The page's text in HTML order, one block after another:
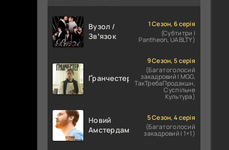
Вузол /
Звʼязок
1 Сезон, 6 серія
(Субтитри |
Pantheon, UABLTY)
Ґранчестер
9 Сезон, 5 серія
(Багатоголосий
закадровий | MGG,
ТакТребаПродакшн,
Суспільне
Культура)
Новий
Амстердам
5 Сезон, 4 серія
(Багатоголосий
закадровий | 1+1)